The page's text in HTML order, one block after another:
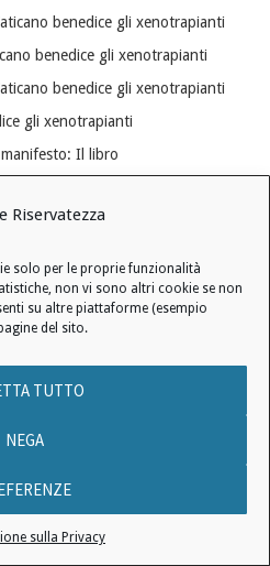
Riservatezza
solo per le proprie funzionalità
non vi sono altri cookie se non
su altre piattaforme (esempio
del sito.
TUTTO
NEGA
sulla Privacy
benedice gli xenotrapianti
benedice gli xenotrapianti
benedice gli xenotrapianti
gli xenotrapianti
Il libro